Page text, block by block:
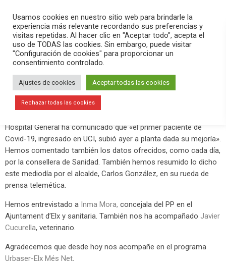
search menu pause PLAY
marzo 23, 2020
Sube a planta el primer paciente del
Hospital General gracias a su mejoría
El programaVersión Radio-#QuédateEnCasa
Hospital General ha comunicado que «el primer paciente de
Covid-19, ingresado en UCI, subió ayer a planta dada su mejoría».
Hemos comentado también los datos ofrecidos, como cada día,
por la consellera de Sanidad. También hemos resumido lo dicho
este mediodía por el alcalde, Carlos González, en su rueda de
prensa telemética.
Hemos entrevistado a Inma Mora, concejala del PP en el
Ajuntament d’Elx y sanitaria. También nos ha acompañado Javier
Cucurella, veterinario.
Agradecemos que desde hoy nos acompañe en el programa
Urbaser-Elx Més Net
Usamos cookies en nuestro sitio web para brindarle la
experiencia más relevante recordando sus preferencias y
visitas repetidas. Al hacer clic en "Aceptar todo", acepta el
uso de TODAS las cookies. Sin embargo, puede visitar
"Configuración de cookies" para proporcionar un
consentimiento controlado.
Ajustes de cookies Aceptar todas las cookies
Rechazar todas las cookies